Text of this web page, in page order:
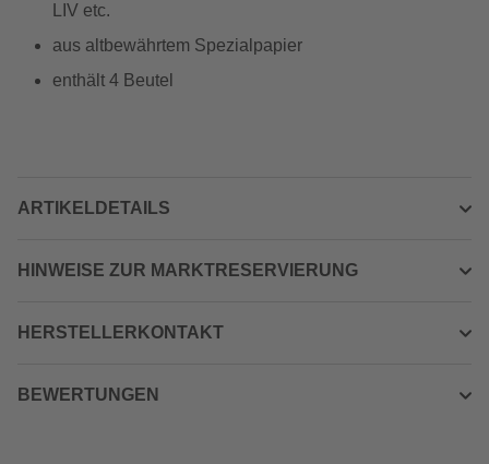
LIV etc.
aus altbewährtem Spezialpapier
enthält 4 Beutel
ARTIKELDETAILS
HINWEISE ZUR MARKTRESERVIERUNG
HERSTELLERKONTAKT
BEWERTUNGEN